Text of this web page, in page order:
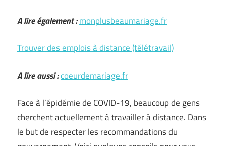
A lire également :monplusbeaumariage.fr
Trouver des emplois à distance (télétravail)
A lire aussi :coeurdemariage.fr
Face à l’épidémie de COVID-19, beaucoup de gens
cherchent actuellement à travailler à distance. Dans
le but de respecter les recommandations du